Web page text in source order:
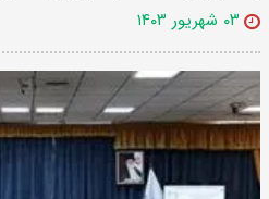
۰۳ شهریور ۱۴۰۳